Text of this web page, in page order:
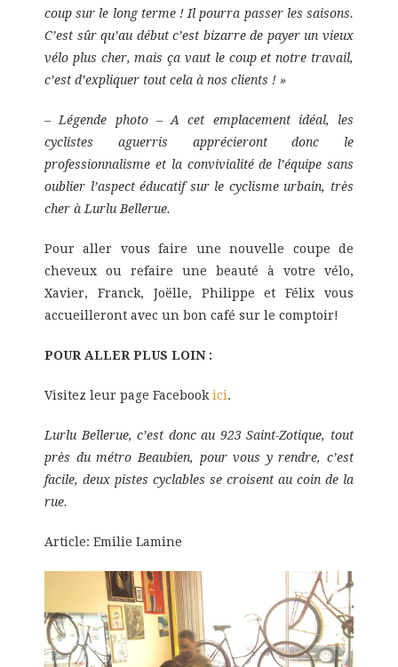
coup sur le long terme ! Il pourra passer les saisons.
C’est sûr qu’au début c’est bizarre de payer un vieux
vélo plus cher, mais ça vaut le coup et notre travail,
c’est d’expliquer tout cela à nos clients ! »
– Légende photo – A cet emplacement idéal, les
cyclistes aguerris apprécieront donc le
professionnalisme et la convivialité de l’équipe sans
oublier l’aspect éducatif sur le cyclisme urbain, très
cher à Lurlu Bellerue.
Pour aller vous faire une nouvelle coupe de
cheveux ou refaire une beauté à votre vélo,
Xavier, Franck, Joëlle, Philippe et Félix vous
accueilleront avec un bon café sur le comptoir!
POUR ALLER PLUS LOIN :
Visitez leur page Facebookici.
Lurlu Bellerue, c’est donc au 923 Saint-Zotique, tout
près du métro Beaubien, pour vous y rendre, c’est
facile, deux pistes cyclables se croisent au coin de la
rue.
Article: Emilie Lamine